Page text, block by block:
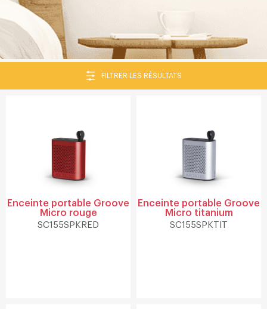
FILTRER LES RÉSULTATS
Enceinte portable Groove
Micro rouge
SC155SPKRED
Enceinte portable Groove
Micro titanium
SC155SPKTIT